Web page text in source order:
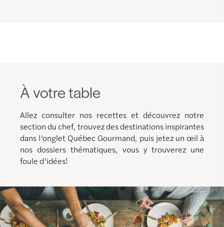
À votre table
Allez consulter nos recettes et découvrez notre
section du chef, trouvez des destinations inspirantes
dans l’onglet Québec Gourmand, puis jetez un œil à
nos dossiers thématiques, vous y trouverez une
foule d’idées!